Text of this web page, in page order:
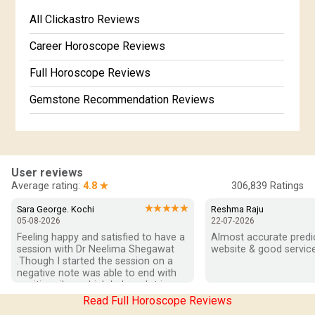
Free Kundali Marathi
Free Horoscope Gujarati
All Clickastro Reviews
Career Horoscope Reviews
Full Horoscope Reviews
Gemstone Recommendation Reviews
In-Depth Horoscope Reviews
Marriage Horoscope Reviews
Super Horoscope Reviews
Education Horoscope Reviews
Wealth Horoscope Reviews
Yearly Predictions Reviews
User reviews
Average rating: 4.8 ★ 306,839 Ratings
Sara George. Kochi ★★★★★
05-08-2026
Feeling happy and satisfied to have a
session with Dr Neelima Shegawat
.Though I started the session on a
negative note was able to end with
positive vibes which helps a lot in
moving forward. She patiently
listened and was able to answer my
Reshma Raju
22-07-2026
Almost accurate
website & good
Read Full Horoscope Reviews